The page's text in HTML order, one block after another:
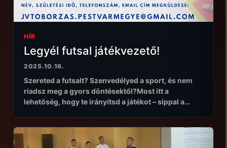
HÍR
Legyél futsal játékvezető!
2025.10.16.
Szereted a futsalt? Szenvedélyed a sport, és nem
riadsz meg a gyors döntésektől?Most itt a
lehetőség, hogy te irányítsd a játékot – síppal a…